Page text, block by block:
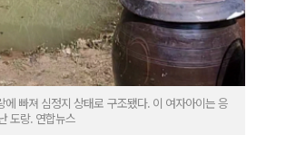
빠져 심정지 상태로 구조됐다. 이 여자아이는 응
도랑. 연합뉴스